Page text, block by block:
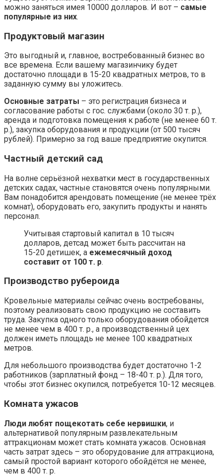
можно заняться имея 10000 долларов. И вот – самые
популярные из них.
Продуктовый магазин
Это выгодный и, главное, востребованный бизнес во
все времена. Если вашему магазинчику будет
достаточно площади в 15-20 квадратных метров, то в
заданную сумму вы уложитесь.
Основные затраты – это регистрация бизнеса и
согласование работы с гос. службами (около 30 т. р.),
аренда и подготовка помещения к работе (не менее 60 т.
р.), закупка оборудования и продукции (от 500 тысяч
рублей). Примерно за год ваше предприятие окупится.
Частный детский сад
На волне серьёзной нехватки мест в государственных
детских садах, частные становятся очень популярными.
Вам понадобится арендовать помещение (не менее трёх
комнат), оборудовать его, закупить продукты и нанять
персонал.
Учитывая стартовый капитал в 10 тысяч
долларов, детсад может быть рассчитан на
15-20 детишек, а ежемесячный доход
составит от 100 т. р.
Производство рубероида
Кровельные материалы сейчас очень востребованы,
поэтому реализовать свою продукцию не составить
труда. Закупка одного только оборудования обойдется
не менее чем в 400 т. р., а производственный цех
должен иметь площадь не менее 100 квадратных
метров.
Для небольшого производства будет достаточно 1-2
работников (зарплатный фонд – 18-40 т. р.). Для того,
чтобы этот бизнес окупился, потребуется 10-12 месяцев.
Комната ужасов
Люди любят пощекотать себе нервишки, и
альтернативой популярным развлекательным
аттракционам может стать комната ужасов. Основная
часть затрат здесь – это оборудование для аттракциона,
самый простой вариант которого обойдётся не менее,
чем в 400 т. р.